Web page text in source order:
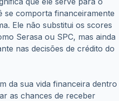
se comporta financeiramente
Ele não substitui os scores
Serasa ou SPC, mas ainda
nas decisões de crédito do
da sua vida financeira dentro
as chances de receber